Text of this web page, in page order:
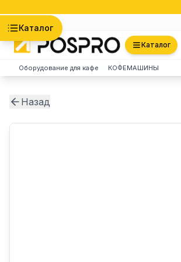
Каталог
Каталог
Оборудование для кафе КОФЕМАШИНЫ
Назад